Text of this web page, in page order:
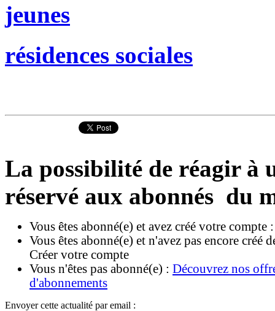
jeunes
résidences sociales
La possibilité de réagir à
réservé aux abonnés du
Vous êtes abonné(e) et avez créé votre compte
Vous êtes abonné(e) et n'avez pas encore créé
Créer votre compte
Vous n'êtes pas abonné(e) : Découvrez nos
d'abonnements
Envoyer cette actualité par email :